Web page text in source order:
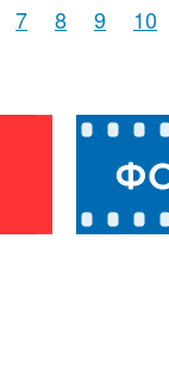
7 8 9 10